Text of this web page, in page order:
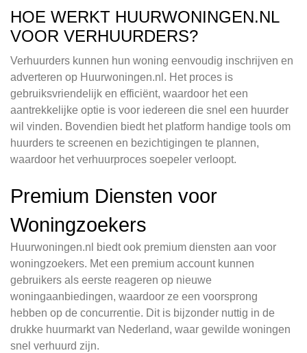
HOE WERKT HUURWONINGEN.NL
VOOR VERHUURDERS?
Verhuurders kunnen hun woning eenvoudig inschrijven en
adverteren op Huurwoningen.nl. Het proces is
gebruiksvriendelijk en efficiënt, waardoor het een
aantrekkelijke optie is voor iedereen die snel een huurder
wil vinden. Bovendien biedt het platform handige tools om
huurders te screenen en bezichtigingen te plannen,
waardoor het verhuurproces soepeler verloopt.
Premium Diensten voor
Woningzoekers
Huurwoningen.nl biedt ook premium diensten aan voor
woningzoekers. Met een premium account kunnen
gebruikers als eerste reageren op nieuwe
woningaanbiedingen, waardoor ze een voorsprong
hebben op de concurrentie. Dit is bijzonder nuttig in de
drukke huurmarkt van Nederland, waar gewilde woningen
snel verhuurd zijn.